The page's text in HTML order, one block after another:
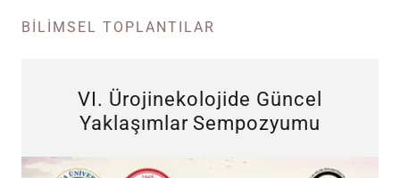
BILIMSEL TOPLANTILAR
VI. Ürojinekolojide Güncel
Yaklaşımlar Sempozyumu